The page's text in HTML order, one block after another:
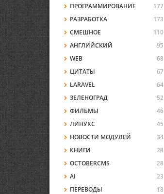
ПРОГРАММИРОВАНИЕ
177
РАЗРАБОТКА
173
СМЕШНОЕ
110
АНГЛИЙСКИЙ
95
WEB
68
ЦИТАТЫ
67
LARAVEL
64
ЗЕЛЕНОГРАД
52
ФИЛЬМЫ
46
ЛИНУКС
45
НОВОСТИ МОДУЛЕЙ
34
КНИГИ
28
OCTOBERCMS
28
AI
23
ПЕРЕВОДЫ
18